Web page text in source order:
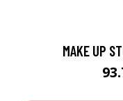
MAKE UP